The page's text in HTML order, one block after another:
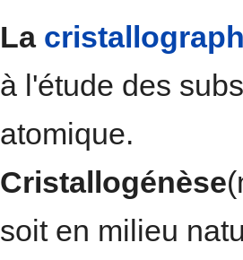
La
à l'étude des
atomique.
Cristallogénèse
soit en milieu